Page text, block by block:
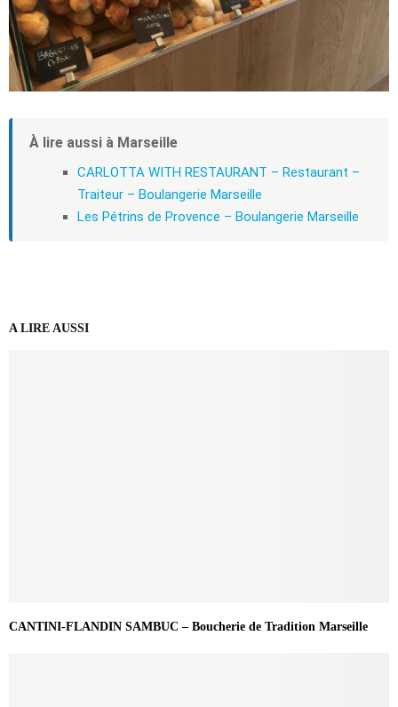
À lire aussi à Marseille
CARLOTTA WITH RESTAURANT – Restaurant –
Traiteur – Boulangerie Marseille
Les Pétrins de Provence – Boulangerie Marseille
A LIRE AUSSI
CANTINI-FLANDIN SAMBUC – Boucherie de Tradition Marseille